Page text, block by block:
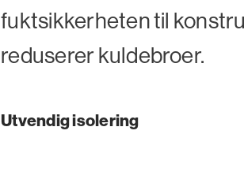
fuktsikkerheten til
reduserer kuldebroer.
Utvendig isolering